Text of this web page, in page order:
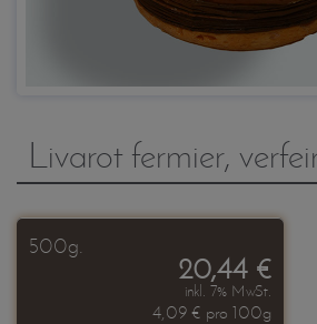
Livarot fermier,
500g.
20,44 €
inkl. 7% MwSt.
4,09 € pro 100g